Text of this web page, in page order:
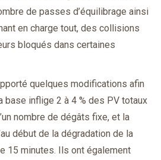
de passes d’équilibrage ainsi
en charge tout, des collisions
bloqués dans certaines
quelques modifications afin
base inflige 2 à 4 % des PV totaux
nombre de dégâts fixe, et la
début de la dégradation de la
15 minutes. Ils ont également